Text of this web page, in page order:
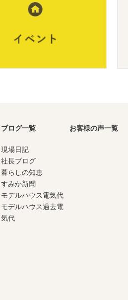
ブログ一覧
現場日記
社長ブログ
暮らしの知恵
すみか新聞
モデルハウス電気代
モデルハウス過去電
気代
お客様の声一覧